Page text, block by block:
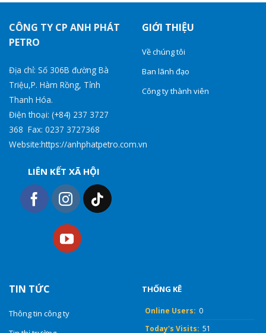
CÔNG TY CP ANH PHÁT
PETRO
Địa chỉ: Số 306B đường Bà
Triệu,P. Hàm Rồng, Tỉnh
Thanh Hóa.
Điện thoại: (+84) 237 3727
368 Fax: 0237 3727368
Website:https://anhphatpetro.com.vn
LIÊN KẾT XÃ HỘI
GIỚI THIỆU
Về chúng tôi
Ban lãnh đạo
Công ty thành viên
TIN TỨC
Thông tin công ty
THỐNG KÊ
Online Users: 0
Today's Visits: 51